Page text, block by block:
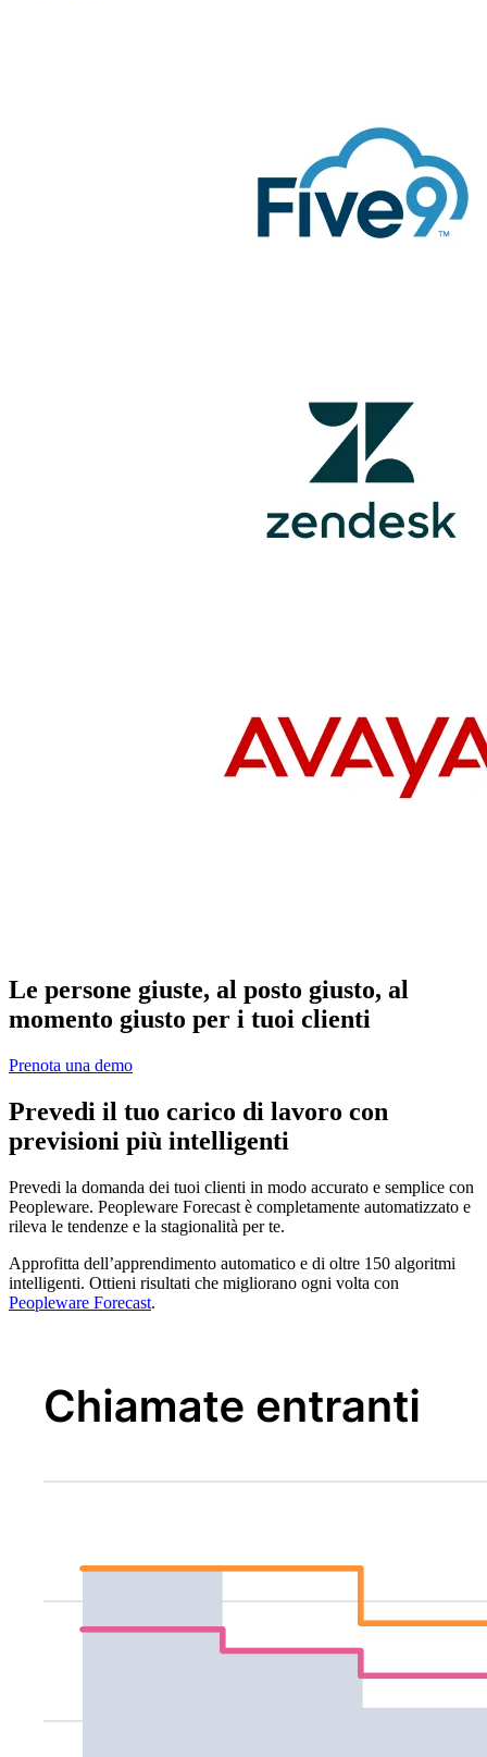
Le persone giuste, al posto giusto, al
momento giusto per i tuoi clienti
Prenota una demo
Prevedi il tuo carico di lavoro con
previsioni più intelligenti
Prevedi la domanda dei tuoi clienti in modo accurato e semplice con
Peopleware. Peopleware Forecast è completamente automatizzato e
rileva le tendenze e la stagionalità per te.
Approfitta dell’apprendimento automatico e di oltre 150 algoritmi
intelligenti. Ottieni risultati che migliorano ogni volta con
Peopleware Forecast.